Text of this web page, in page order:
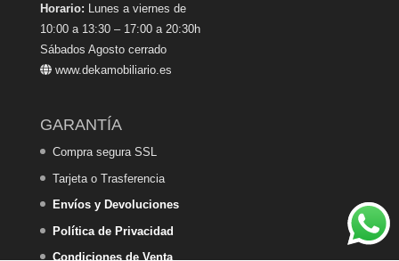
Horario: Lunes a viernes de
10:00 a 13:30 – 17:00 a 20:30h
Sábados Agosto cerrado
www.dekamobiliario.es
GARANTÍA
Compra segura SSL
Tarjeta o Trasferencia
Envíos y Devoluciones
Política de Privacidad
Condiciones de Venta